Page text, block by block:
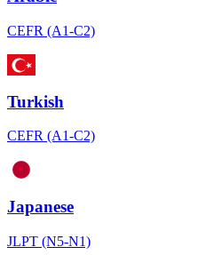
CEFR (A1-C2)
Turkish
CEFR (A1-C2)
Japanese
JLPT (N5-N1)